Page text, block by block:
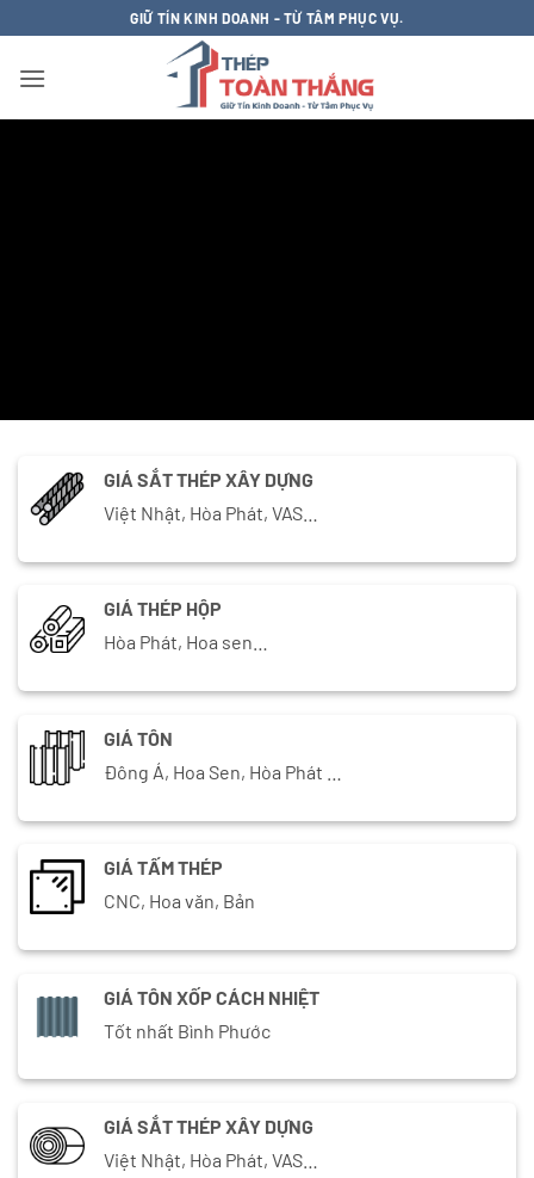
qua
nội
GIỮ TÍN KINH DOANH - TỪ TÂM PHỤC VỤ.
GIÁ SẮT THÉP XÂY DỰNG
Việt Nhật, Hòa Phát, VAS…
GIÁ THÉP HỘP
Hòa Phát, Hoa sen…
GIÁ TÔN
Đông Á, Hoa Sen, Hòa Phát …
GIÁ TẤM THÉP
CNC, Hoa văn, Bản
GIÁ TÔN XỐP CÁCH NHIỆT
Tốt nhất Bình Phước
GIÁ SẮT THÉP XÂY DỰNG
Việt Nhật, Hòa Phát, VAS…